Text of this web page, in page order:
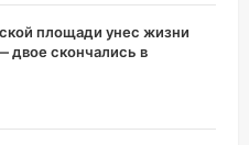
площади унес жизни
двое скончались в